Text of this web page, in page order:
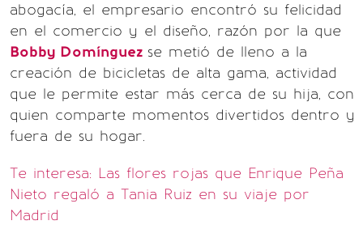
abogacía, el empresario encontró su felicidad
en el comercio y el diseño, razón por la que
Bobby Domínguez se metió de lleno a la
creación de bicicletas de alta gama, actividad
que le permite estar más cerca de su hija, con
quien comparte momentos divertidos dentro y
fuera de su hogar.
Te interesa: Las flores rojas que Enrique Peña
Nieto regaló a Tania Ruiz en su viaje por
Madrid